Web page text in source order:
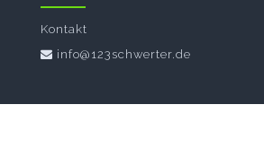
Kontakt
info@123schwerter.de